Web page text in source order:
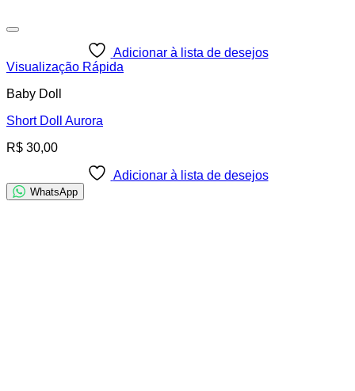
Adicionar à lista de desejos
Visualização Rápida
Baby Doll
Short Doll Aurora
R$ 30,00
Adicionar à lista de desejos
WhatsApp